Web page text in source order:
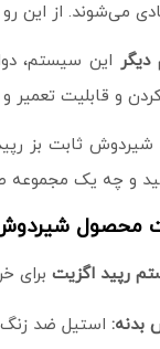
می‌شوند. از این
این سیستم،
و قابلیت تعمیر و
ثابت بز
و چه یک مجموعه
شیردوش
رپید اگزیت برای
بدنه: استیل ضد زنگ